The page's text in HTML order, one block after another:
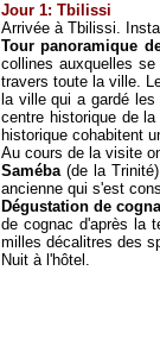
Jour 1: Tbilissi
Arrivée à Tbilissi.
Tour panoramique
collines auxquelles
travers toute la ville.
la ville qui a gardé
centre historique de
historique cohabitent
Au cours de la visite
Saméba (de la
ancienne qui s'est
Dégustation de
de cognac d'après la
milles décalitres des
Nuit à l'hôtel.